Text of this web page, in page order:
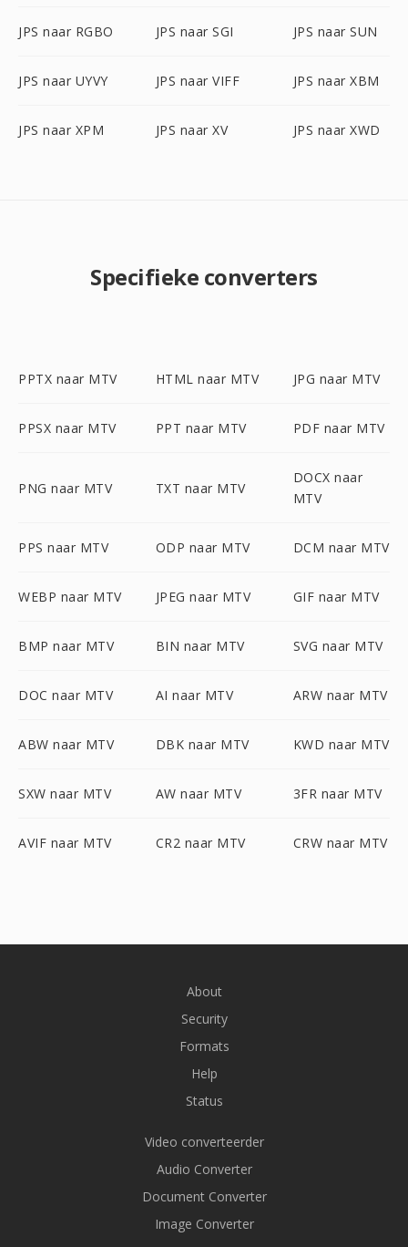
JPS naar RGBO JPS naar SGI JPS naar SUN
JPS naar UYVY JPS naar VIFF JPS naar XBM
JPS naar XPM JPS naar XV JPS naar XWD
Specifieke converters
PPTX naar MTV HTML naar MTV JPG naar MTV
PPSX naar MTV PPT naar MTV PDF naar MTV
PNG naar MTV TXT naar MTV
DOCX naar
MTV
PPS naar MTV ODP naar MTV DCM naar MTV
WEBP naar MTV JPEG naar MTV GIF naar MTV
BMP naar MTV BIN naar MTV SVG naar MTV
DOC naar MTV AI naar MTV ARW naar MTV
ABW naar MTV DBK naar MTV KWD naar MTV
SXW naar MTV AW naar MTV 3FR naar MTV
AVIF naar MTV CR2 naar MTV CRW naar MTV
About
Security
Formats
Help
Status
Video converteerder
Audio Converter
Document Converter
Image Converter